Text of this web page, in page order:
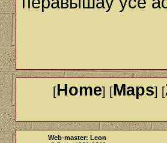
[Home] [Maps] [
Web-master: Leon